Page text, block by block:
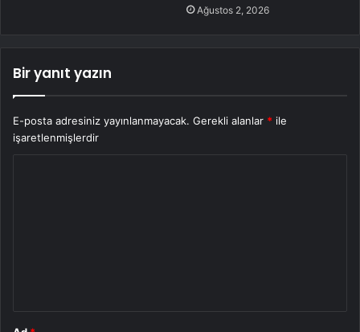
Ağustos 2, 2026
Bir yanıt yazın
E-posta adresiniz yayınlanmayacak. Gerekli alanlar * ile
işaretlenmişlerdir